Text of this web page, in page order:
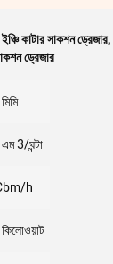
কাটার সাকশন ড্রেজার,
ড্রেজার
3/ঘন্টা
h